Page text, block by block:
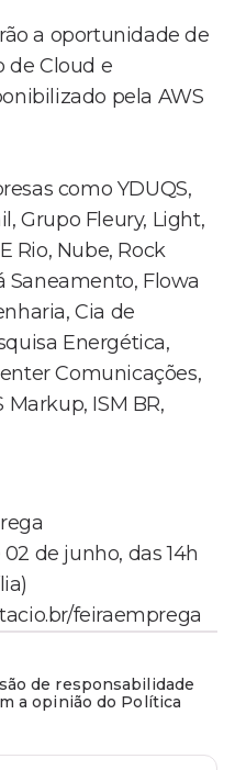
a oportunidade de
de Cloud e
pela AWS
como YDUQS,
Grupo Fleury, Light,
Rio, Nube, Rock
Saneamento, Flowa
Cia de
Energética,
Comunicações,
Markup, ISM BR,
de junho, das 14h
feiraemprega
de responsabilidade
a opinião do Política